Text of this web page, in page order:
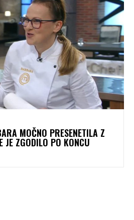
MOČNO PRESENETILA Z
JE ZGODILO PO KONCU